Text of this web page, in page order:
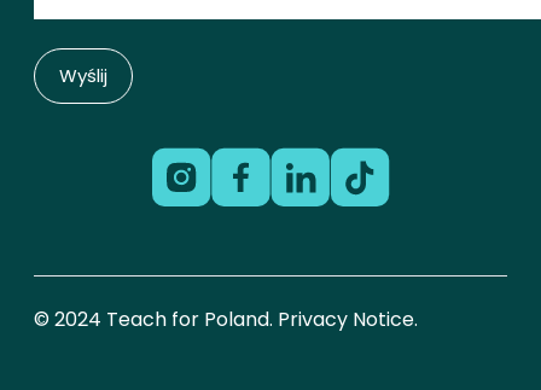
© 2024 Teach for Poland. Privacy Notice.